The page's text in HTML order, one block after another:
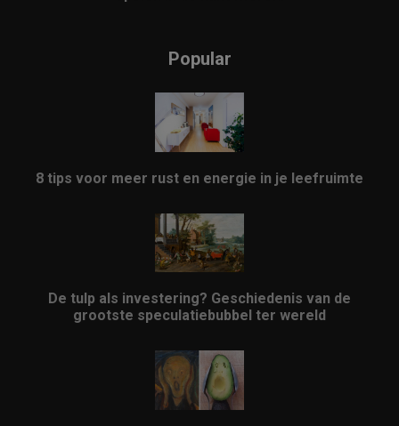
Popular
8 tips voor meer rust en energie in je leefruimte
De tulp als investering? Geschiedenis van de
grootste speculatiebubbel ter wereld